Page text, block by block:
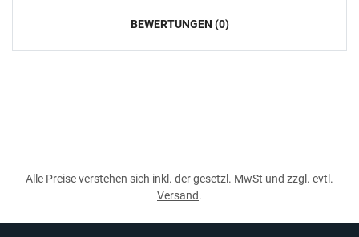
BEWERTUNGEN (0)
Alle Preise verstehen sich inkl. der gesetzl. MwSt und zzgl. evtl.
Versand.